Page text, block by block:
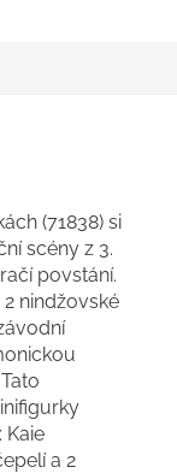
(71838) si
scény z 3.
povstání.
nindžovské
Kaie
a 2